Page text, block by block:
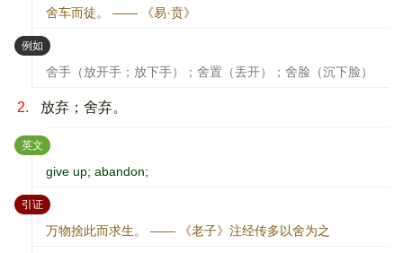
舍车而徒。 —— 《易·贲》
例如 ：
舍手（放开手；放下手）；舍置（丢开）；舍脸（沉下脸）
2. 放弃；舍弃。
英文 ：
give up; abandon;
引证：
万物捨此而求生。 —— 《老子》注经传多以舍为之